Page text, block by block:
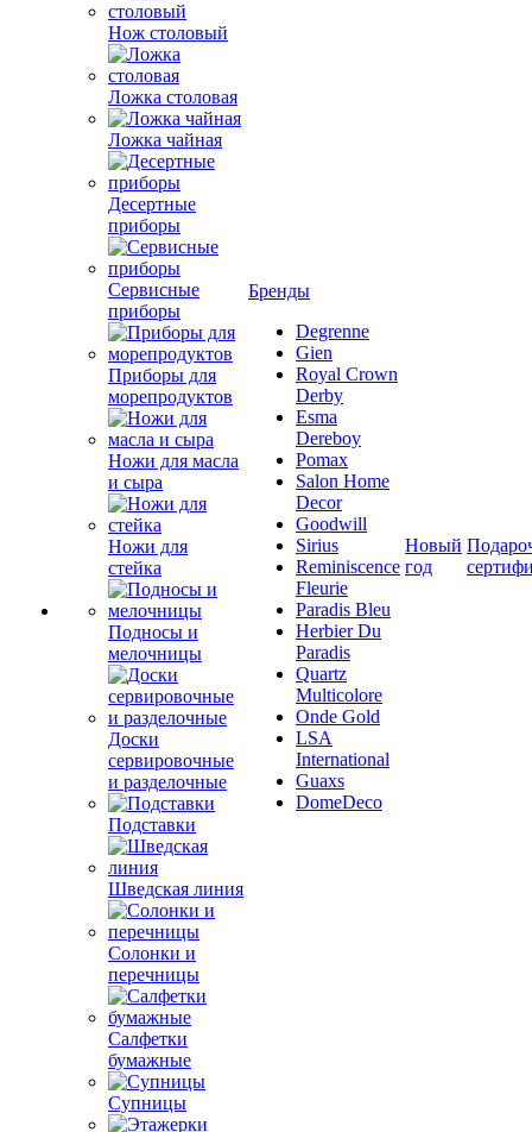
Нож столовый
Ложка столовая
Ложка чайная
Десертные
приборы
Сервисные
приборы
Приборы для
морепродуктов
Ножи для масла
и сыра
Ножи для
стейка
Подносы и
мелочницы
Доски
сервировочные
и разделочные
Подставки
Шведская линия
Солонки и
перечницы
Салфетки
бумажные
Супницы
Бренды
Degrenne
Gien
Royal Crown
Derby
Esma
Dereboy
Pomax
Salon Home
Decor
Goodwill
Sirius
Reminiscence
Fleurie
Paradis Bleu
Herbier Du
Paradis
Quartz
Multicolore
Onde Gold
LSA
International
Guaxs
DomeDeco
Новый
год